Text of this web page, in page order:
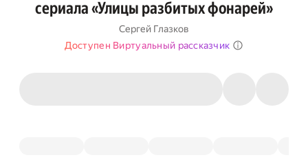
сериала «Улицы разбитых фонарей»
Сергей Глазков
Доступен Виртуальный рассказчик